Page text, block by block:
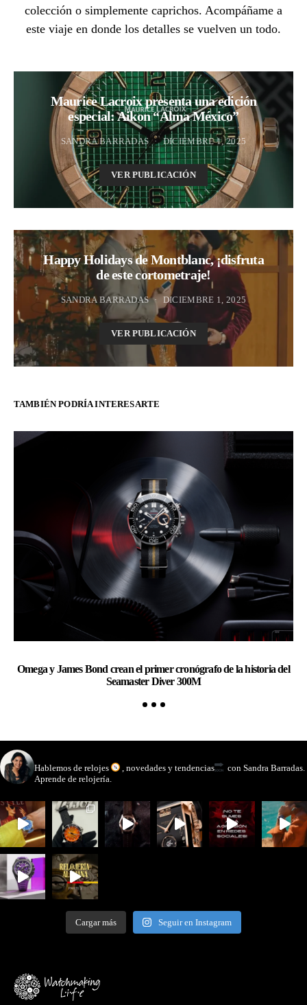
colección o simplemente caprichos. Acompáñame a
este viaje en donde los detalles se vuelven un todo.
Maurice Lacroix presenta una edición
especial: Aikon “Alma México”
SANDRA BARRADAS DICIEMBRE 1, 2025
VER PUBLICACIÓN
Happy Holidays de Montblanc, ¡disfruta
de este cortometraje!
SANDRA BARRADAS DICIEMBRE 1, 2025
VER PUBLICACIÓN
TAMBIÉN PODRÍA INTERESARTE
Omega y James Bond crean el primer cronógrafo de la historia del
Seamaster Diver 300M
Hablemos de relojes , novedades y tendencias
con Sandra Barradas.
Aprende de relojería.
Cargar más Seguir en Instagram